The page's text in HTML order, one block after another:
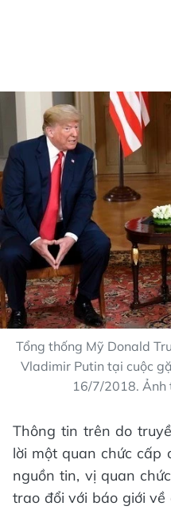
Tổng thống Mỹ Donald
Vladimir Putin tại cuộc
16/7/2018. Ảnh
Thông tin trên do
lời một quan chức cấp
nguồn tin, vị quan
trao đổi với báo giới về